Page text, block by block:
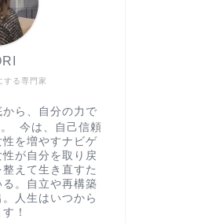
する専門家
ら、自分の力で
。 今は、自己信頼
を増やすナビゲ
が自分を取り戻
えて生き直すた
。自立や再構築
人生はいつから
！